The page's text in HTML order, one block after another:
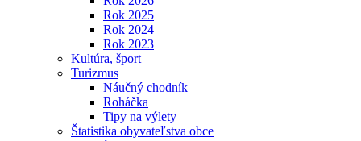
Rok 2025
Rok 2024
Rok 2023
Kultúra, šport
Turizmus
Náučný chodník
Roháčka
Tipy na výlety
Štatistika obyvateľstva obce